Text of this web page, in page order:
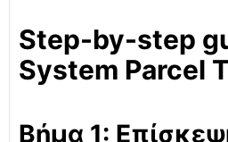
Step-by-step
System Parcel
Βήμα 1: